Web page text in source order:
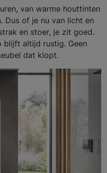
van warme houttinten
Dus of je nu van licht en
en stoer, je zit goed.
blijft altijd rustig. Geen
dat klopt.